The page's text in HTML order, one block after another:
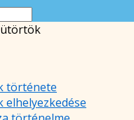
története
elhelyezkedése